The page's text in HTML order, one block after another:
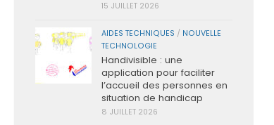
15 JUILLET 2026
AIDES TECHNIQUES / NOUVELLE
TECHNOLOGIE
Handivisible : une
application pour faciliter
l’accueil des personnes en
situation de handicap
8 JUILLET 2026